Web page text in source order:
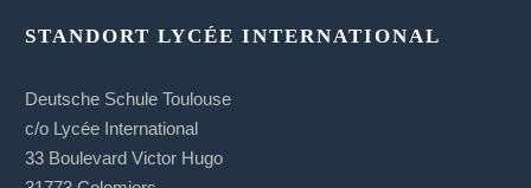
STANDORT LYCÉE INTERNATIONAL
Deutsche Schule Toulouse
c/o Lycée International
33 Boulevard Victor Hugo